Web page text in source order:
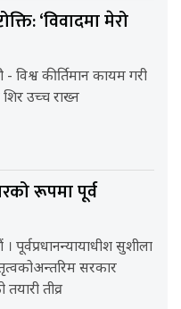
‘विवादमा मेरो
- विश्व कीर्तिमान कायम गरी
उच्च राख्न
रूपमा पूर्व
पूर्वप्रधानन्यायाधीश सुशीला
सरकार
तयारी तीव्र